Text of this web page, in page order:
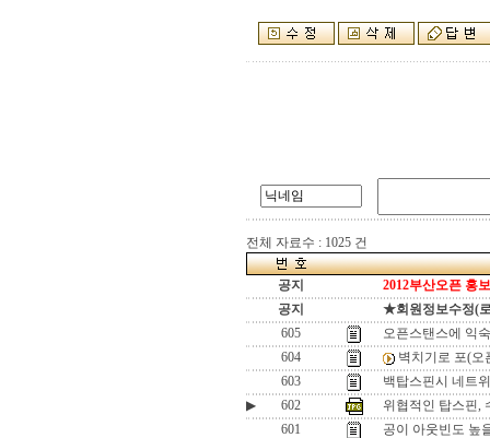
전체 자료수 : 1025 건
공지
2012부산오픈 홍
공지
★회원정보수정(
605
오픈스탠스에 익
604
벽치기로 포(오
603
백탑스핀시 네트
▶
602
위협적인 탑스핀,
601
공이 아웃빈도 높